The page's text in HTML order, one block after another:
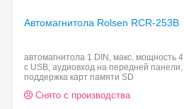
Автомагнитола Rolsen RCR-253B
автомагнитола 1 DIN, макс. мощность
с USB, аудиовход на передней
поддержка карт памяти SD
Снято с производства